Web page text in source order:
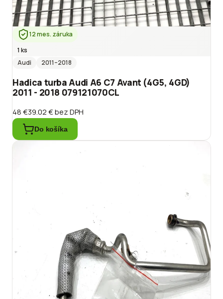
12 mes. záruka
1 ks
Audi
2011–2018
Hadica turba Audi A6 C7 Avant (4G5, 4GD)
2011 - 2018 079121070CL
48 €39.02 €bez DPH
Do košíka